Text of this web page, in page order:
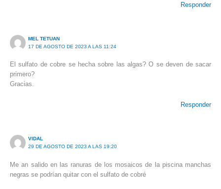
Responder
MEL TETUAN
17 DE AGOSTO DE 2023 A LAS 11:24
El sulfato de cobre se hecha sobre las algas? O se deven de sacar
primero?
Gracias.
Responder
VIDAL
29 DE AGOSTO DE 2023 A LAS 19:20
Me an salido en las ranuras de los mosaicos de la piscina manchas
negras se podrían quitar con el sulfato de cobré